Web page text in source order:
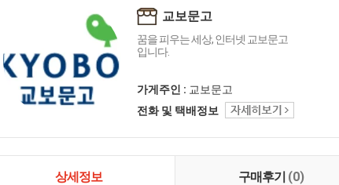
교보문고
꿈을 피우는 세상, 인터넷 교보문고
입니다.
가게주인 : 교보문고
전화 및 택배정보
상세정보 구매후기 (0)